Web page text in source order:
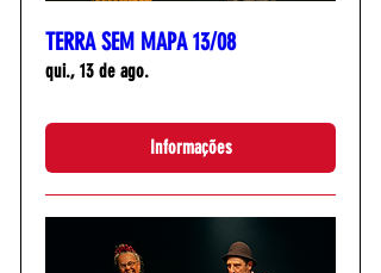
TERRA SEM MAPA 13/08
qui., 13 de ago.
Informações